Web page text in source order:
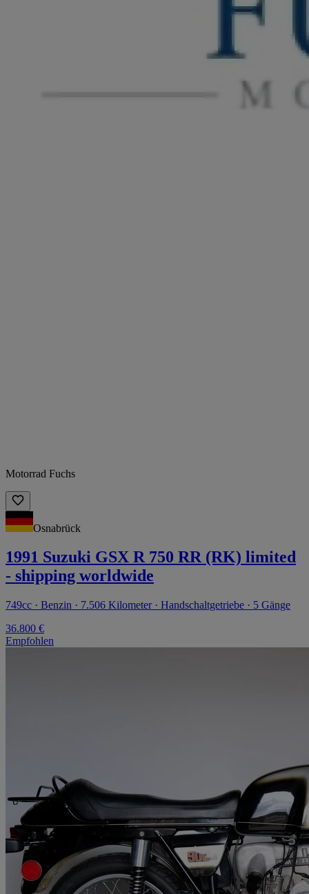
Motorrad Fuchs
Osnabrück
1991 Suzuki GSX R 750 RR (RK) limited
- shipping worldwide
749cc · Benzin · 7.506 Kilometer · Handschaltgetriebe · 5 Gänge
36.800 €
Empfohlen